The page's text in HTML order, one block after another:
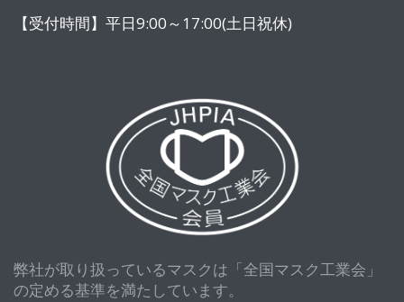
【受付時間】平日9:00～17:00(土日祝休)
弊社が取り扱っているマスクは「全国マスク工業会」
の定める基準を満たしています。